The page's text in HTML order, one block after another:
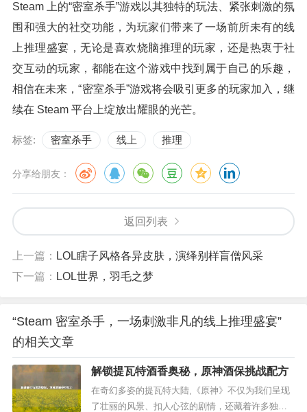
Steam 上的“密室杀手”游戏以其独特的玩法、紧张刺激的氛
围和强大的社交功能，为玩家们带来了一场前所未有的线
上推理盛宴，无论是喜欢烧脑推理的玩家，还是热衷于社
交互动的玩家，都能在这个游戏中找到属于自己的乐趣，
相信在未来，“密室杀手”游戏将会吸引更多的玩家加入，继
续在 Steam 平台上绽放出耀眼的光芒。
标签: 密室杀手 线上 推理
分享给朋友：
返回列表
上一篇： LOL瞎子风格各异皮肤，演绎别样盲僧风采
下一篇： LOL世界，羽毛之梦
“Steam 密室杀手，一场刺激非凡的线上推理盛宴”
的相关文章
解锁提瓦特酒香奥秘，原神酒保挑战配方
在奇幻多姿的提瓦特大陆,《原神》不仅为我们呈现
了壮丽的风景、扣人心弦的剧情，还藏着许多独特